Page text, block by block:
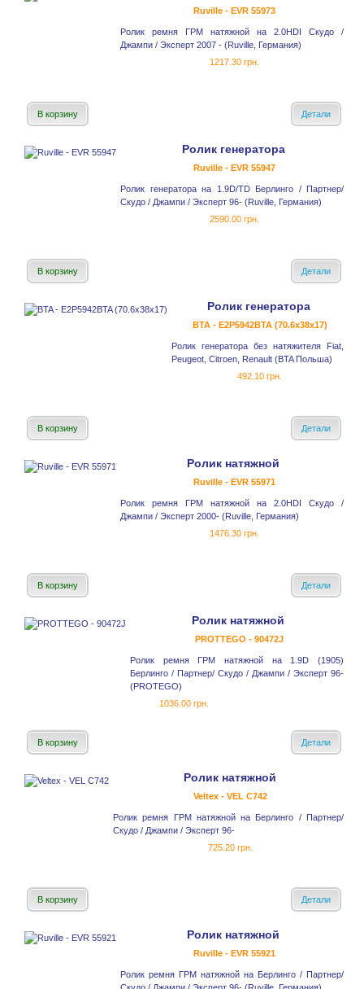
Ruville - EVR 55973
Ролик ремня ГРМ натяжной на 2.0HDI Скудо /
Джампи / Эксперт 2007 - (Ruville, Германия)
1217.30 грн.
В корзину Детали
Ролик генератора
Ruville - EVR 55947
Ролик генератора на 1.9D/TD Берлинго / Партнер/
Скудо / Джампи / Эксперт 96- (Ruville, Германия)
2590.00 грн.
В корзину Детали
Ролик генератора
BTA - E2P5942BTA (70.6x38x17)
Ролик генератора без натяжителя Fiat,
Peugeot, Citroen, Renault (BTA Польша)
492.10 грн.
В корзину Детали
Ролик натяжной
Ruville - EVR 55971
Ролик ремня ГРМ натяжной на 2.0HDI Скудо /
Джампи / Эксперт 2000- (Ruville, Германия)
1476.30 грн.
В корзину Детали
Ролик натяжной
PROTTEGO - 90472J
Ролик ремня ГРМ натяжной на 1.9D (1905)
Берлинго / Партнер/ Скудо / Джампи / Эксперт 96-
(PROTEGO)
1036.00 грн.
В корзину Детали
Ролик натяжной
Veltex - VEL C742
Ролик ремня ГРМ натяжной на Берлинго / Партнер/
Скудо / Джампи / Эксперт 96-
725.20 грн.
В корзину Детали
Ролик натяжной
Ruville - EVR 55921
Ролик ремня ГРМ натяжной на Берлинго / Партнер/